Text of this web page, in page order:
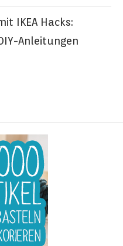
IKEA Hacks:
Anleitungen